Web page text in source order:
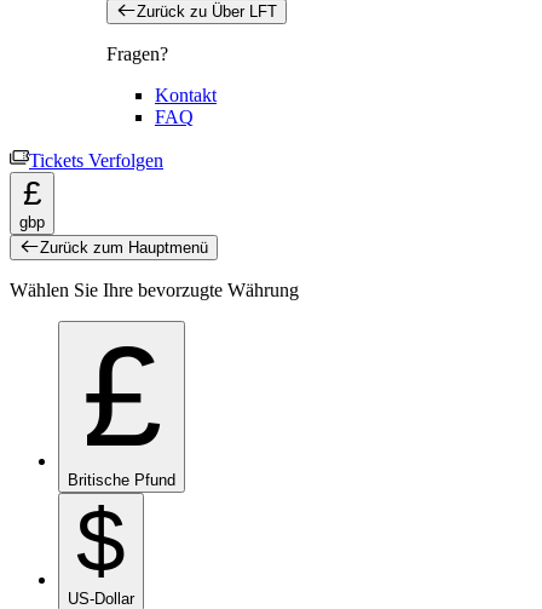
Zurück zu Über LFT
Fragen?
Kontakt
FAQ
Tickets Verfolgen
£
gbp
Zurück zum Hauptmenü
Wählen Sie Ihre bevorzugte Währung
£
Britische Pfund
$
US-Dollar